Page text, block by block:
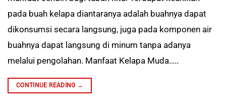
pada buah kelapa diantaranya adalah buahnya dapat
dikonsumsi secara langsung, juga pada komponen air
buahnya dapat langsung di minum tanpa adanya
melalui pengolahan. Manfaat Kelapa Muda…..
CONTINUE READING →